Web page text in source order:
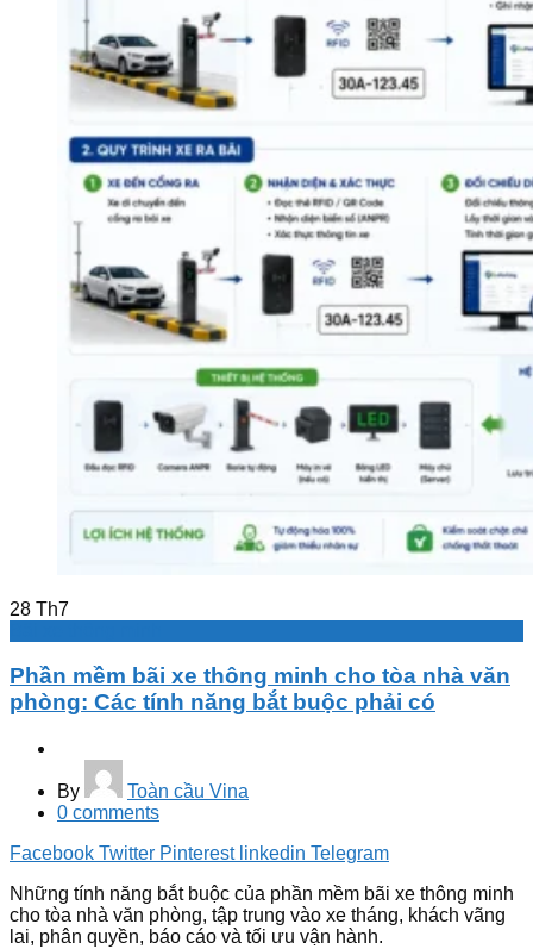
28 Th7
Phần mềm bãi xe thông minh cho tòa nhà văn
phòng: Các tính năng bắt buộc phải có
By
Toàn cầu Vina
0 comments
Facebook Twitter Pinterest linkedin Telegram
Những tính năng bắt buộc của phần mềm bãi xe thông minh
cho tòa nhà văn phòng, tập trung vào xe tháng, khách vãng
lai, phân quyền, báo cáo và tối ưu vận hành.